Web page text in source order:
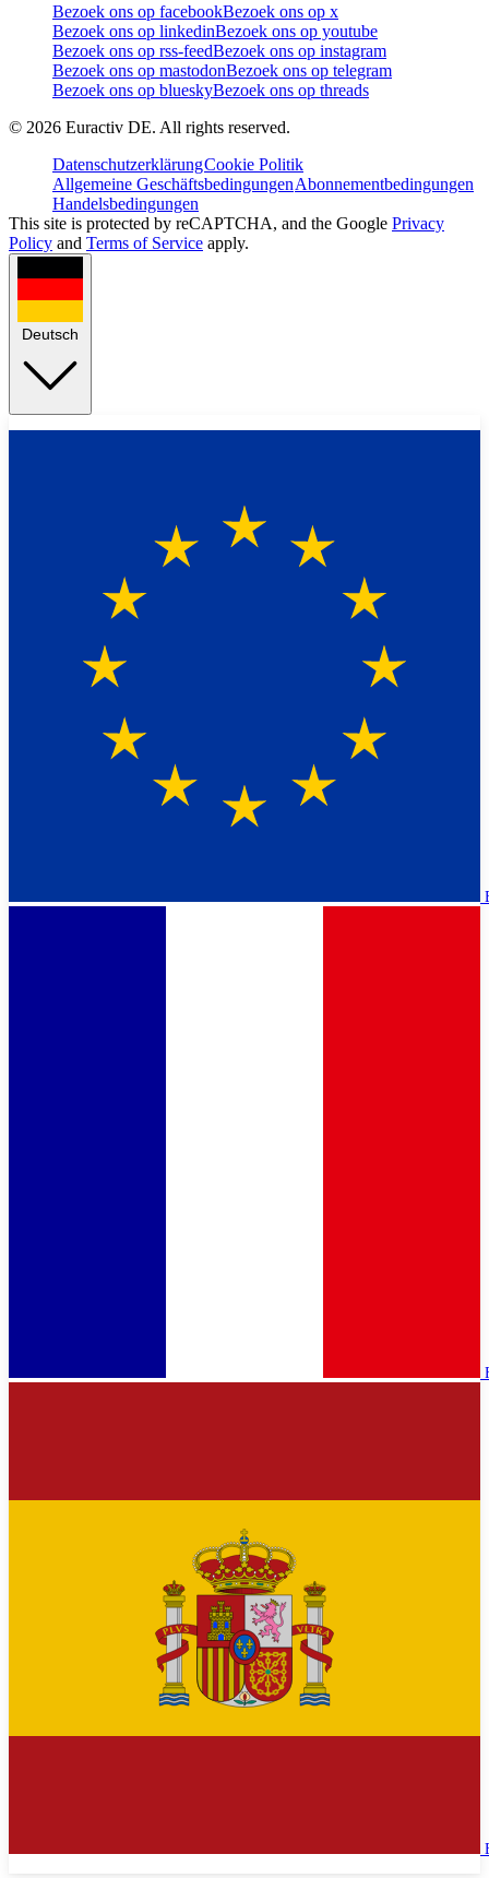
Bezoek ons op facebookBezoek ons op x
Bezoek ons op linkedinBezoek ons op youtube
Bezoek ons op rss-feedBezoek ons op instagram
Bezoek ons op mastodonBezoek ons op telegram
Bezoek ons op blueskyBezoek ons op threads
© 2026 Euractiv DE. All rights reserved.
DatenschutzerklärungCookie Politik
Allgemeine GeschäftsbedingungenAbonnementbedingungen
Handelsbedingungen
This site is protected by reCAPTCHA, and the Google Privacy
Policy and Terms of Service apply.
Deutsch